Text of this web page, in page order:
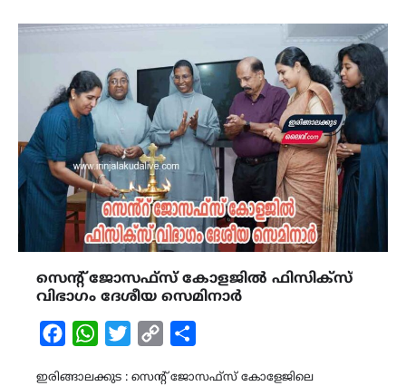
സെൻ്റ് ജോസഫ്സ് കോളജിൽ ഫിസിക്സ്
വിഭാഗം ദേശീയ സെമിനാർ
FacebookWhatsAppTwitterCopy
ഇരിങ്ങാലക്കുട : സെൻ്റ് ജോസഫ്സ് കോളേജിലെ